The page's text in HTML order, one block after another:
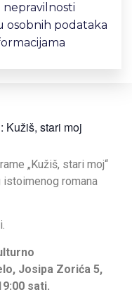
nepravilnosti
osobnih podataka
Kužiš, stari moj
„Kužiš, stari moj“
romana
Josipa Zorića 5,
sati.